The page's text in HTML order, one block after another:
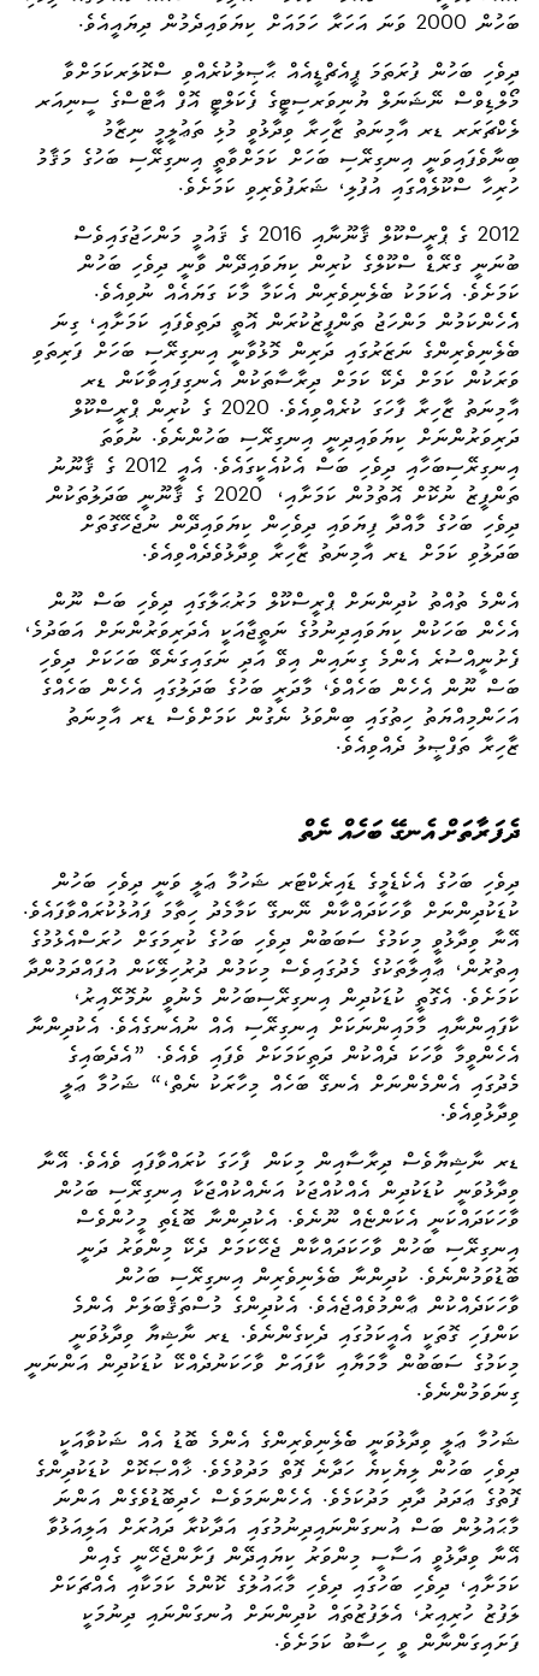
ބަހުން 2000 ވަނަ އަހަރާ ހަމައަށް ކިޔަވައިދެމުން ދިޔައީއެވެ.
ދިވެހި ބަހުން ފުރަތަމަ ޕީއެޗްޑީއެއް ޙާޞިލުކުރެއްވި ސްކޮލަރކަމަށްވާ
މޯލްޑިވްސް ނޭޝަނަލް ޔުނިވަރސިޓީގެ ފެކަލްޓީ އޮފް އާޓްސްގެ ސީނިއަރ
ލެކްޗަރަރ ޑރ އާމިނަތު ޒާހިރާ ވިދާޅުވީ މުޅި ތަޢުލީމީ ނިޒާމު
ބިނާވެފައިވަނީ އިނގިރޭސި ބަހަށް ކަމަށްވާތީ އިނގިރޭސި ބަހުގެ މަޤާމު
ހުރިހާ ސްކޫލެއްގައި އުފުލި، ޝަރަފުވެރިވި ކަމަށެވެ.
2012 ގެ ޕްރީސްކޫލް ޤާނޫނާއި 2016 ގެ ޤައުމީ މަންހަޖުގައިވެސް
ބުނަނީ ގްރޭޑް ސްކޫލްގެ ކުރިން ކިޔަވައިދޭން ވާނީ ދިވެހި ބަހުން
ކަމަށެވެ. އެކަމަކު ބެލެނިވެރިން އެކަމާ މާކަ ގަޔައެއް ނުވިއެވެ.
އެެހެންކަމުން މަންހަޖު ތަންފީޒުކުރަން އޮތީ ދަތިވެފައި ކަމަށާއި، ގިނަ
ބެލެނިވެރިންގެ ނަޒަރުގައި ދަރިން މޮޅުވާނީ އިނގިރޭސި ބަހަށް ފަރިތަވި
ވަރަކުން ކަމަށް ދެކޭ ކަމަށް ދިރާސާތަކުން އެނގިފައިވާކަން ޑރ
އާމިނަތު ޒާހިރާ ފާހަގަ ކުރެއްވިއެވެ. 2020 ގެ ކުރިން ޕްރީސްކޫލް
ދަރިވަރުންނަށް ކިޔަވައިދިނީ އިނގިރޭސި ބަހުންނެވެ. ނުވަތަ
އިނގިރޭސިބަހާއި ދިވެހި ބަސް އެކުއެކީގައެވެ. އެއީ 2012 ގެ ޤާނޫނު
ތަންފީޒު ނުކޮށް އޮތުމުން ކަމަށާއި، 2020 ގެ ޤާނޫނީ ބަދަލުތަކުން
ދިވެހި ބަހުގެ މާއްދާ ފިޔަވައި ދިވެހިން ކިޔަވައިދޭން ނުޖެހޭގޮތަށް
ބަދަލުވި ކަމަށް ޑރ އާމިނަތު ޒާހިރާ ވިދާޅުވެދެއްވިއެވެ.
އެންމެ ތުއްތު ކުދިންނަށް ޕްރީސްކޫލް މަރުޙަލާގައި ދިވެހި ބަސް ނޫން
އެހެން ބަހަކުން ކިޔަވައިދިނުމުގެ ނަތީޖާއަކީ އެދަރިވަރުންނަށް އަބަދުމެ،
ފެށުނީއްސުރެ އެންމެ ގިނައިން އިވޭ އަދި ނަގައިގަނެވޭ ބަހަކަށް ދިވެހި
ބަސް ނޫން އެހެން ބަހެއްވެ، މާދަރީ ބަހުގެ ބަދަލުގައި އެހެން ބަހެއްގެ
އަހަންމިއްޔަތު ހިތުގައި ބިންވަޅު ނެގުން ކަމަށްވެސް ޑރ އާމިނަތު
ޒާހިރާ ތަފްޞީލު ދެއްވިއެވެ.
ދެފަރާތަށް އެނގޭ ބަހެއް ނެތް
ދިވެހި ބަހުގެ އެކެޑެމީގެ ޑައިރެކްޓަރ ޝަހުމާ ޢަލީ ވަނީ ދިވެހި ބަހުން
ކުޑަކުދިންނަށް ވާހަކަދައްކާން ނޭނގޭ ކަމާމެދު ހިތާމަ ފައުޅުކުރައްވާފައެވެ.
އޭނާ ވިދާޅުވީ މިކަމުގެ ސަބަބުން ދިވެހި ބަހުގެ ކުރިމަގަށް ހުރަސްއެޅުމުގެ
އިތުރުން، ޢާއިލާތަކުގެ މެދުގައިވެސް މިކަމުން ދުރުހިލޭކަން އުފައްދަމުންދާ
ކަމަށެވެ. އެގޮތީ ކުޑަކުދިން އިނގިރޭސިބަހުން މެނުވީ ނުމޮށޭއިރު،
ކާފައިންނާއި މާމައިންނަކަށް އިނގިރޭސި އެއް ނުއެނގެއެވެ. އެކުދިންނާ
އެހެންވީމާ ވާހަކަ ދެއްކުން ދަތިކަމަކަށް ވެފައި ވެއެވެ. ”އެދެބައިގެ
މެދުގައި އެންމެންނަށް އެނގޭ ބަހެއް މިހާރަކު ނެތް،“ ޝަހުމާ ޢަލީ
ވިދާޅުވިއެވެ.
ޑރ ނާޝިޔާވެސް ދިރާސާއިންމިކަން ފާހަގަ ކުރައްވާފައި ވެއެވެ. އޭނާ
ވިދާޅުވަނީ ކުޑަކުދިން އެއްކުއްޖަކު އަނެއްކުއްޖަކާ އިނގިރޭސި ބަހުން
ވާހަކަދައްކަނީ އެކަންޏެއް ނޫނެވެ. އެކުދިންނާ ބޮޑެތި މީހުންވެސް
އިނގިރޭސި ބަހުން ވާހަކަދައްކާން ޖެހޭކަމަށް ދެކޭ މިންވަރު ދަނީ
ބޮޑުވަމުންނެވެ. ކުދިންނާ ބެލެނިވެރިން އިނގިރޭސި ބަހުން
ވާހަކަދެއްކުން ޢާންމުވެއްޖެއެވެ. އެކުދިންގެ މުސްތަޤްބަލަށް އެންމެ
ކަންފަހި ގޮތަކީ އެއީކަމުގައި ދެކިގެންނެވެ. ޑރ ނާޝިޔާ ވިދާޅުވަނީ
މިކަމުގެ ސަބަބުން މާމަޔާއި ކާފައަށް ވާހަކަނުދެއްކޭ ކުޑަކުދިން އަންނަނީ
ގިނަވަމުންނެވެ.
ޝަހުމާ ޢަލީ ވިދާޅުވަނީ ބެެލެނިވެރިންގެ އެންމެ ބޮޑު އެއް ޝަކުވާއަކީ
ދިވެހި ބަހުން ލިޔެކިޔެ ހަދާނެ ފޮތް މަދުވުމެވެ. ޚާއްޞަކޮށް ކުޑަކުދިންގެ
ފޮތުގެ ޢަދަދު ދާދި މަދުކަމެވެ. އެހެންނަމަވެސް ހެދިބޮޑުވެގެން އަންނަ
މާޙައުލުން ބަސް އުނގަންނައިދިނުމުގައި އަދާކުރާ ދައުރަށް އަލިއަޅުވާ
އޭނާ ވިދާޅުވީ އަސާސީ މިންވަރު ކިޔައިދޭން ފަށާންޖެހޭނީ ގެއިން
ކަމަށާއި، ދިވެހި ބަހުގައި ދިވެހި މާޙައުލުގެ ކޮންމެ ކަމަކާއި އެއްޗަކަށް
ލަފުޒު ހުރިއިރު، އެލަފުޒުތައް ކުދިންނަށް އުނގަންނައި ދިނުމަކީ
ފަށައިގަންނާން ވީ ހިސާބު ކަމަށެވެ.